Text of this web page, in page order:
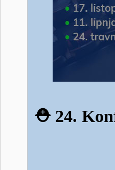
⛑️ 24.